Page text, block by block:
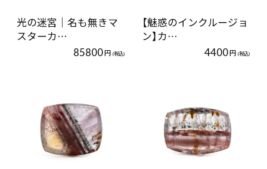
光の迷宮｜名も無きマ
スターカ…
85800円 (税込)
【魅惑のインクルージョ
ン】カ…
4400円 (税込)